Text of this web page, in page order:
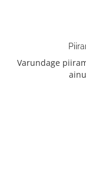
Varundage